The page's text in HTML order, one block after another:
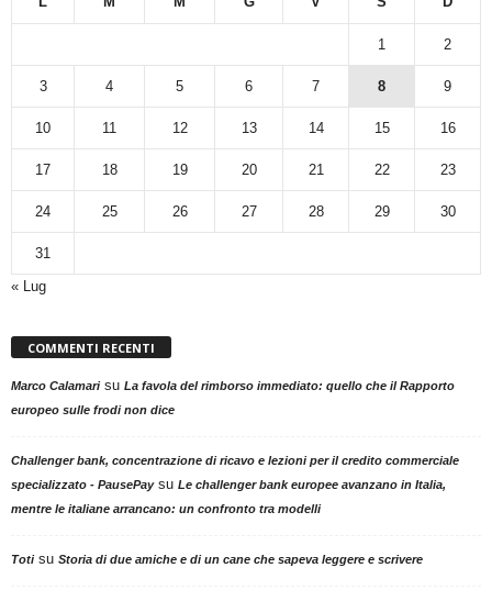
1 2
3 4 5 6 7 8 9
10 11 12 13 14 15 16
17 18 19 20 21 22 23
24 25 26 27 28 29 30
31
« Lug
COMMENTI RECENTI
Marco Calamarisu La favola del rimborso immediato: quello che il Rapporto
europeo sulle frodi non dice
Challenger bank, concentrazione di ricavo e lezioni per il credito commerciale
specializzato - PausePaysu Le challenger bank europee avanzano in Italia,
mentre le italiane arrancano: un confronto tra modelli
Totisu Storia di due amiche e di un cane che sapeva leggere e scrivere